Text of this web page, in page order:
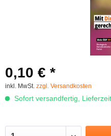
0,10 € *
inkl. MwSt. zzgl. Versandkosten
Sofort versandfertig,